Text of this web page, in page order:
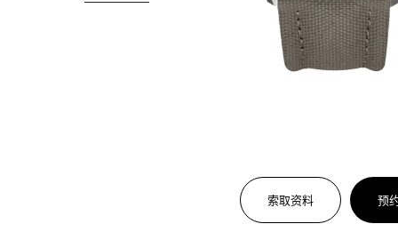
索取资料 预